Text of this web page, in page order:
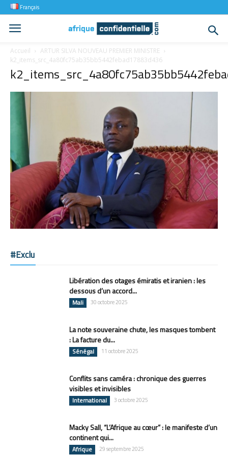
Français
Accueil
ARTUR SILVA NOUVEAU PREMIER MINISTRE
k2_items_src_4a80fc75ab35bb5442febad17883d436
#Exclu
Libération des otages émiratis et iranien : les
dessous d’un accord...
Mali 30 octobre 2025
La note souveraine chute, les masques tombent
: La facture du...
Sénégal 11 octobre 2025
Conflits sans caméra : chronique des guerres
visibles et invisibles
International 3 octobre 2025
Macky Sall, “L’Afrique au cœur” : le manifeste d’un
continent qui...
Afrique 29 septembre 2025